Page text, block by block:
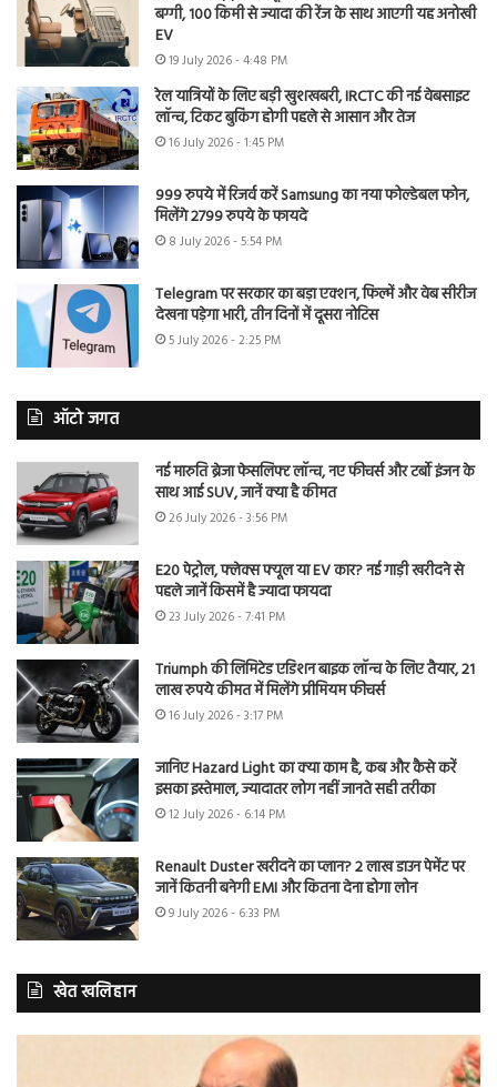
बग्गी, 100 किमी से ज्यादा की रेंज के साथ आएगी यह अनोखी
EV
19 July 2026 - 4:48 PM
रेल यात्रियों के लिए बड़ी खुशखबरी, IRCTC की नई वेबसाइट
लॉन्च, टिकट बुकिंग होगी पहले से आसान और तेज
16 July 2026 - 1:45 PM
999 रुपये में रिजर्व करें Samsung का नया फोल्डेबल फोन,
मिलेंगे 2799 रुपये के फायदे
8 July 2026 - 5:54 PM
Telegram पर सरकार का बड़ा एक्शन, फिल्में और वेब सीरीज
देखना पड़ेगा भारी, तीन दिनों में दूसरा नोटिस
5 July 2026 - 2:25 PM
ऑटो जगत
नई मारुति ब्रेजा फेसलिफ्ट लॉन्च, नए फीचर्स और टर्बो इंजन के
साथ आई SUV, जानें क्या है कीमत
26 July 2026 - 3:56 PM
E20 पेट्रोल, फ्लेक्स फ्यूल या EV कार? नई गाड़ी खरीदने से
पहले जानें किसमें है ज्यादा फायदा
23 July 2026 - 7:41 PM
Triumph की लिमिटेड एडिशन बाइक लॉन्च के लिए तैयार, 21
लाख रुपये कीमत में मिलेंगे प्रीमियम फीचर्स
16 July 2026 - 3:17 PM
जानिए Hazard Light का क्या काम है, कब और कैसे करें
इसका इस्तेमाल, ज्यादातर लोग नहीं जानते सही तरीका
12 July 2026 - 6:14 PM
Renault Duster खरीदने का प्लान? 2 लाख डाउन पेमेंट पर
जानें कितनी बनेगी EMI और कितना देना होगा लोन
9 July 2026 - 6:33 PM
खेत खलिहान